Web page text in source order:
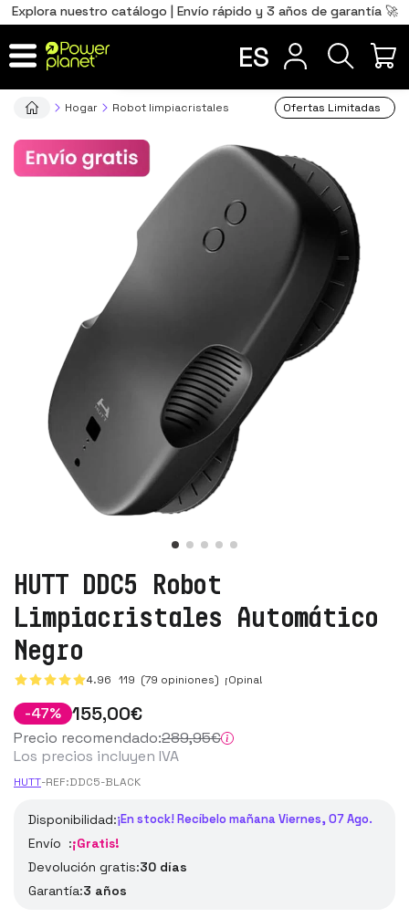
Explora nuestro catálogo | Envío rápido y 3 años de garantía 🚀
ES
Hogar Robot limpiacristales Ofertas Limitadas
HUTT DDC5 Robot
Limpiacristales Automático
Negro
4.96 119 (79 opiniones) ¡Opina!
-47% 155,00€
Precio recomendado:289,95€
Los precios incluyen IVA
HUTT-REF:DDC5-BLACK
Disponibilidad:¡En stock! Recíbelo mañana Viernes, 07 Ago.
Envío :¡Gratis!
Devolución gratis:30 días
Garantía:3 años
Total 0,00€
IR AL CARRITO
Português
PT
FR